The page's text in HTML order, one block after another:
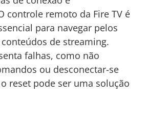
controle remoto da Fire TV é
para navegar pelos
de streaming.
falhas, como não
ou desconectar-se
reset pode ser uma solução